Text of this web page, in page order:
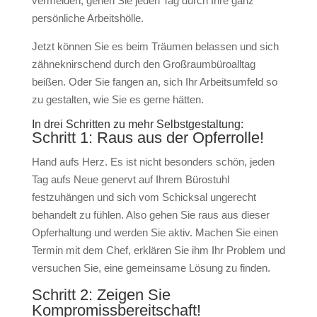
persönliche Arbeitshölle.
Jetzt können Sie es beim Träumen belassen und sich
zähneknirschend durch den Großraumbüroalltag
beißen. Oder Sie fangen an, sich Ihr Arbeitsumfeld so
zu gestalten, wie Sie es gerne hätten.
In drei Schritten zu mehr Selbstgestaltung:
Schritt 1: Raus aus der Opferrolle!
Hand aufs Herz. Es ist nicht besonders schön, jeden
Tag aufs Neue genervt auf Ihrem Bürostuhl
festzuhängen und sich vom Schicksal ungerecht
behandelt zu fühlen. Also gehen Sie raus aus dieser
Opferhaltung und werden Sie aktiv. Machen Sie einen
Termin mit dem Chef, erklären Sie ihm Ihr Problem und
versuchen Sie, eine gemeinsame Lösung zu finden.
Schritt 2: Zeigen Sie
Kompromissbereitschaft!